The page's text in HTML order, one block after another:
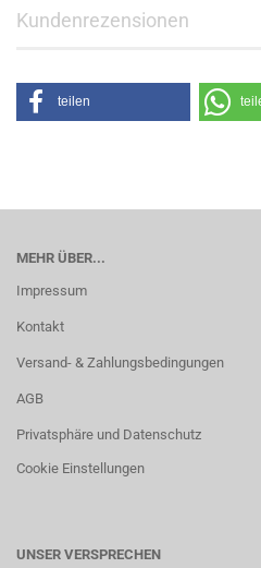
Kundenrezensionen
teilen
MEHR ÜBER...
Impressum
Kontakt
Versand- & Zahlungsbedingungen
AGB
Privatsphäre und Datenschutz
Cookie Einstellungen
UNSER VERSPRECHEN